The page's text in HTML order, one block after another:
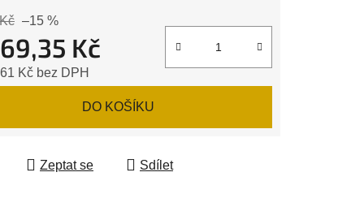
–15 %
Kč
Kč bez DPH
DO KOŠÍKU
Zeptat se Sdílet